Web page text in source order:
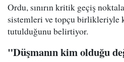
Ordu, sınırın kritik geçiş
sistemleri ve topçu birlikleriyle
tutulduğunu belirtiyor.
"Düşmanın kim olduğu